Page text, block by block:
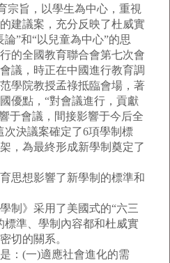
宗旨，以學生為中心，重視
建議案，充分反映了杜威實
”和“以兒童為中心”的思
的全國教育聯合會第七次會
議，時正在中國進行教育調
學院教授孟祿抵臨會場，著
優點，“對會議進行，貢獻
于會議，間接影響于今后全
次決議案確定了6項學制標
，為最終形成新學制奠定了
想影響了新學制的標準和
》采用了美國式的“六三
標準、學制內容都和杜威實
切的關系。
(一)適應社會進化的需